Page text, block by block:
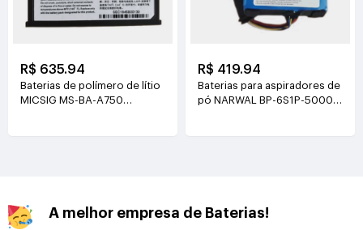
R$ 635.94
Baterias de polímero de lítio
MICSIG MS-BA-A750
R$ 419.94
Baterias para aspiradores de
pó NARWAL BP-6S1P-5000A
A melhor empresa de Baterias!